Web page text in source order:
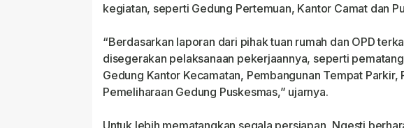
kegiatan, seperti Gedung Pertemuan, Kantor Camat dan
“Berdasarkan laporan dari pihak tuan rumah dan OPD
disegerakan pelaksanaan pekerjaannya, seperti
Gedung Kantor Kecamatan, Pembangunan Tempat Parkir,
Pemeliharaan Gedung Puskesmas,” ujarnya.
Untuk lebih mematangkan segala persiapan, Ngesti